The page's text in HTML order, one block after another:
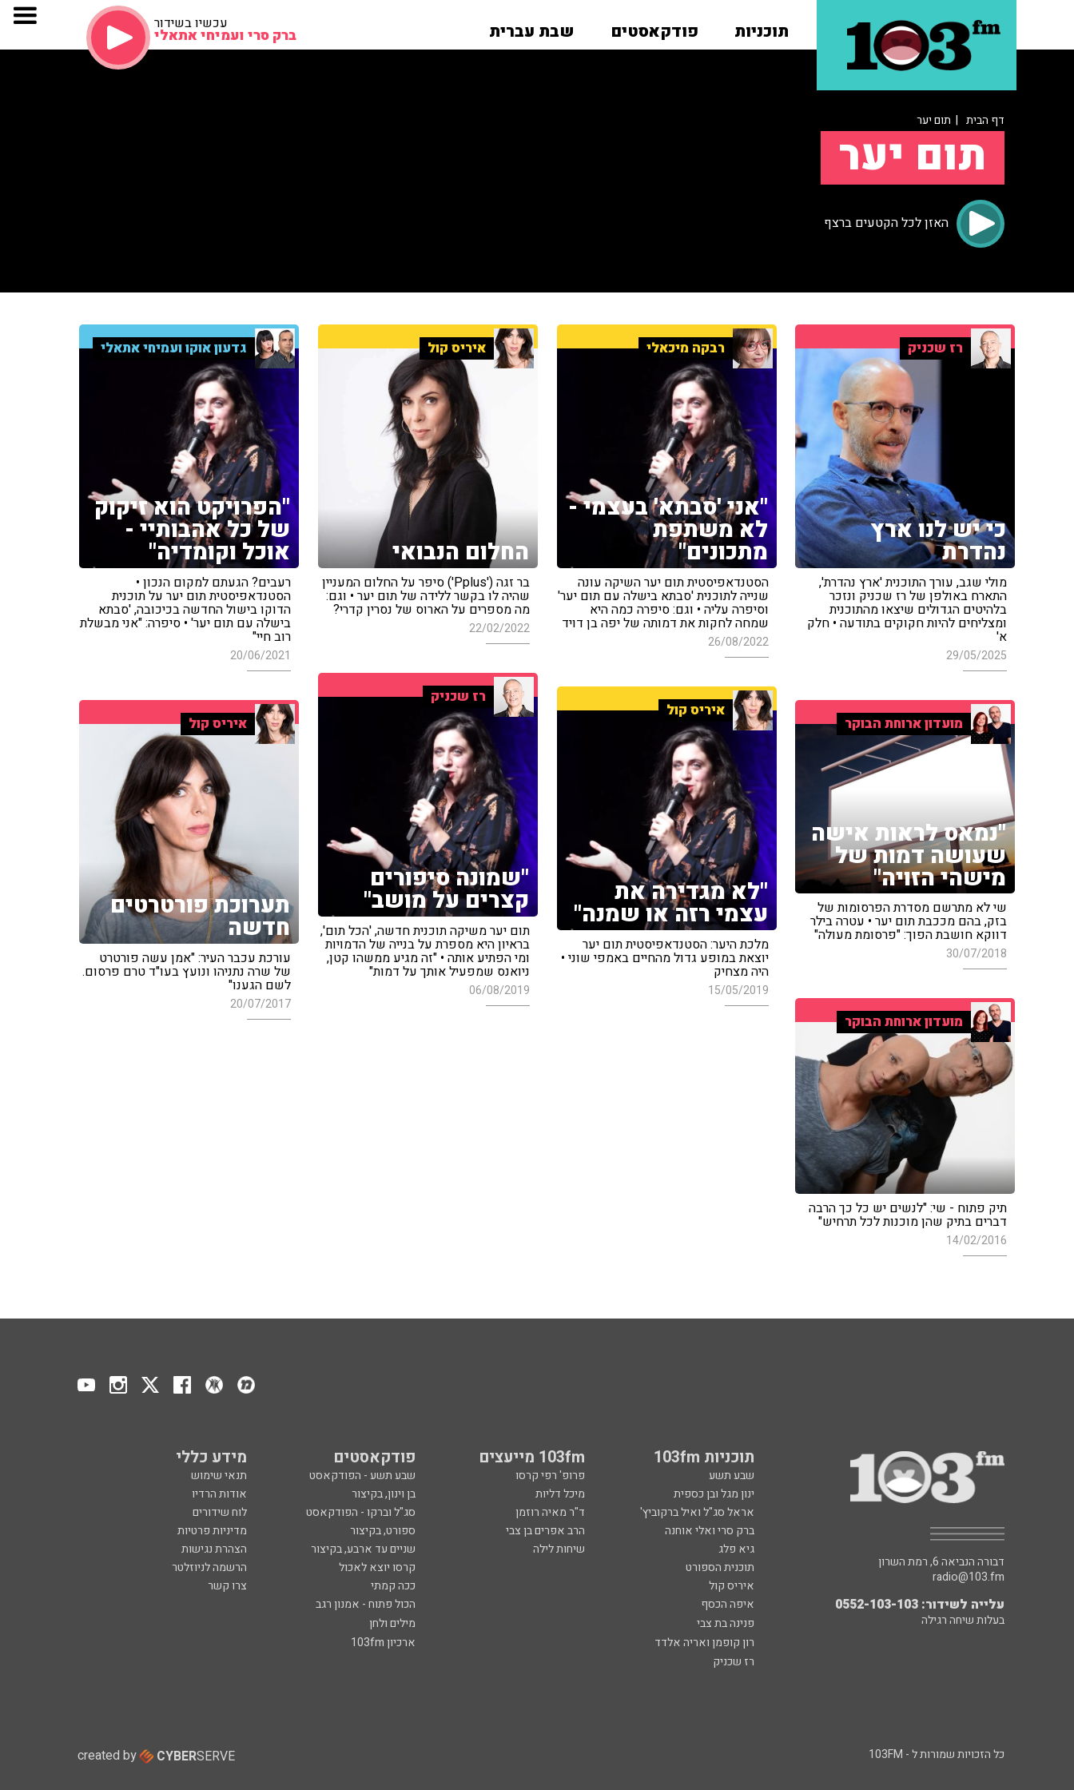
תוכניות פודקאסטים שבת עברית עכשיו בשידור
ברק סרי ועמיחי אתאלי
דף הבית | תום יער
תום יער
האזן לכל הקטעים ברצף
רז שכניק
כי יש לנו ארץ
נהדרת
מולי שגב, עורך התוכנית 'ארץ נהדרת',
התארח באולפן של רז שכניק ונזכר
בלהיטים הגדולים שיצאו מהתוכנית
ומצליחים להיות חקוקים בתודעה • חלק
א'
29/05/2025
רבקה מיכאלי
"אני 'סבתא' בעצמי -
לא משתפת
מתכונים"
הסטנדאפיסטית תום יער השיקה עונה
שנייה לתוכנית 'סבתא בישלה עם תום יער'
וסיפרה עליה • וגם: סיפרה כמה היא
שמחה לחקות את דמותה של יפה בן דויד
26/08/2022
איריס קול
החלום הנבואי
בר זגה ('Pplus') סיפר על החלום המעניין
שהיה לו בקשר ללידה של תום יער • וגם:
מה מספרים על הארוס של נסרין קדרי?
22/02/2022
גדעון אוקו ועמיחי אתאלי
"הפרויקט הוא זיקוק
של כל אהבותיי -
אוכל וקומדיה"
רעבים? הגעתם למקום הנכון •
הסטנדאפיסטית תום יער על תוכנית
הדוקו בישול החדשה בכיכובה, 'סבתא
בישלה עם תום יער' • סיפרה: "אני מבשלת
רוב חיי"
20/06/2021
רז שכניק
"שמונה סיפורים
קצרים על מושב"
תום יער משיקה תוכנית חדשה, 'הכל תום',
בראיון היא מספרת על בנייה של הדמויות
ומי הפתיע אותה • "זה מגיע ממשהו קטן,
ניואנס שמפעיל אותך על דמות"
06/08/2019
איריס קול
"לא מגדירה את
עצמי רזה או שמנה"
מלכת היער: הסטנדאפיסטית תום יער
יוצאת במופע גדול מהחיים באמפי שוני •
היה מצחיק
15/05/2019
מועדון ארוחת הבוקר
"נמאס לראות אישה
שעושה דמות של
מישהי הזויה"
שי לא מתרשם מסדרת הפרסומות של
בזק, בהם מככבת תום יער • עטרה בילר
דווקא חושבת הפוך: "פרסומת מעולה"
30/07/2018
איריס קול
תערוכת פורטרטים
חדשה
עורכת עכבר העיר: "אמן עשה פורטרט
של שרה נתניהו ונועץ בעו"ד טרם פרסום.
לשם הגענו"
20/07/2017
מועדון ארוחת הבוקר
תיק פתוח - שי: "לנשים יש כל כך הרבה
דברים בתיק שהן מוכנות לכל תרחיש"
14/02/2016
תוכניות 103fm 103fm מייעצים פודקאסטים מידע כללי
שבע תשע פרופ' רפי קרסו שבע תשע - הפודקאסט
תנאי שימוש
ינון מגל ובן כספית
מיכל דליות בן וינון, בקיצור
אודות הרדיו
אראל סג"ל ואיל ברקוביץ'
ד"ר מאיה רוזמן סג"ל וברקו - הפודקאסט
לוח שידורים
ברק סרי ואלי אוחנה
הרב אפרים בן צבי ספורט, בקיצור
מדיניות פרטיות
גיא פלג
שיחות לילה שניים עד ארבע, בקיצור
הצהרת נגישות
תוכנית הספורט
קרסו יוצא לאכול
הרשמה לניוזלטר
איריס קול
ככה קמתי
צרו קשר
איפה הכסף
הכול פתוח - אמנון רגב
פנינה בת צבי
מילים ולחן
רון קופמן ואריה אלדד
ארכיון 103fm
רז שכניק
דבורה הנביאה 6, רמת השרון
radio@103.fm
עלייה לשידור: 0552-103-103
בעלות שיחה רגילה
כל הזכויות שמורות ל - 103FM created by CYBERSERVE